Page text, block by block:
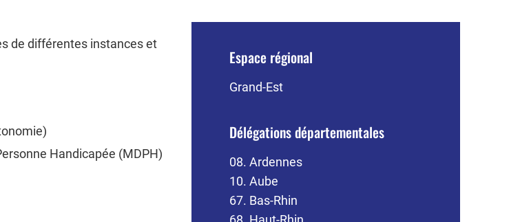
de différentes instances et
Handicapée (MDPH)
Espace régional
Grand-Est
Délégations départementales
08. Ardennes
10. Aube
67. Bas-Rhin